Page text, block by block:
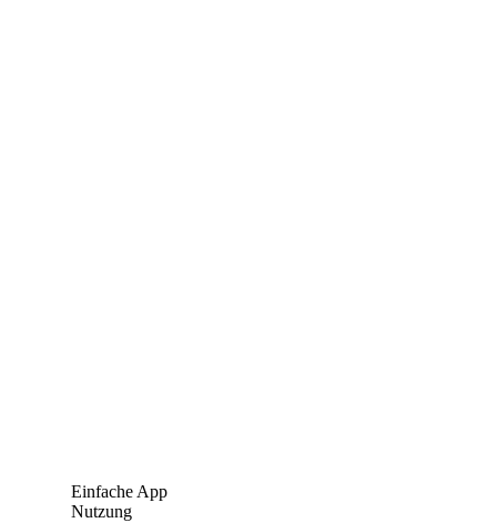
Einfache App
Nutzung